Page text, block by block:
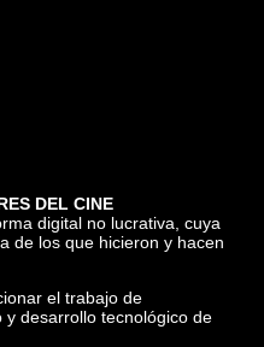
DEL CINE
digital no lucrativa, cuya
de los que hicieron y hacen
el trabajo de
y desarrollo tecnológico de